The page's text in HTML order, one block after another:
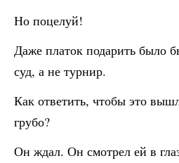
Но поцелуй!
Даже платок подарить было
суд, а не турнир.
Как ответить, чтобы это
грубо?
Он ждал. Он смотрел ей в